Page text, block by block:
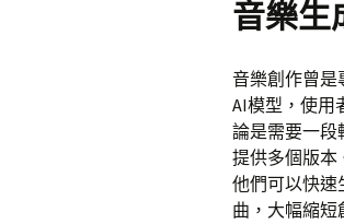
音樂生
音樂創作曾是
AI模型，使用
論是需要一段
提供多個版本
他們可以快速
曲，大幅縮